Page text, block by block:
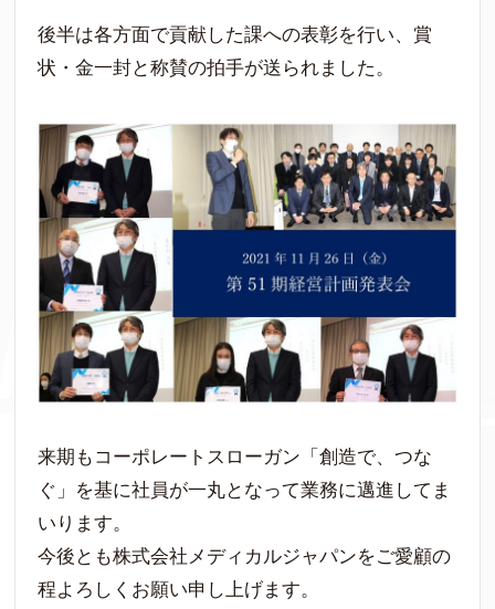
後半は各方面で貢献した課への表彰を行い、賞
状・金一封と称賛の拍手が送られました。
来期もコーポレートスローガン「創造で、つな
ぐ」を基に社員が一丸となって業務に邁進してま
いります。
今後とも株式会社メディカルジャパンをご愛顧の
程よろしくお願い申し上げます。